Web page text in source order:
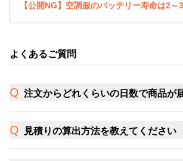
よくあるご質問
注文からどれくらいの日数で商品が
見積りの算出方法を教えてください